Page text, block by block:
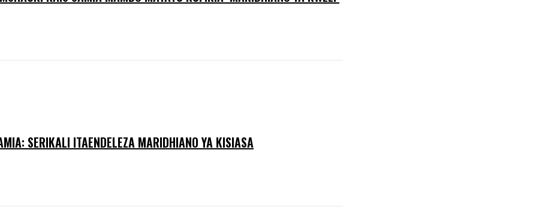
SERIKALI ITAENDELEZA MARIDHIANO YA KISIASA